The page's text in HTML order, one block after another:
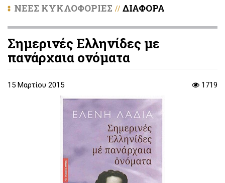
ΝΕΕΣ ΚΥΚΛΟΦΟΡΙΕΣ // ΔΙΑΦΟΡΑ
Σημερινές Ελληνίδες με
πανάρχαια ονόματα
15 Μαρτίου 2015 1719